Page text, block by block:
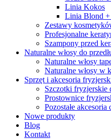
Linia Kokos
Linia Blond
Zestawy
Profesjonalne
Szampony przed
Naturalne włosy do
Naturalne włosy
Naturalne włosy w
Sprzęt i akcesoria
Szczotki fryzjerskie
Prostownice
Pozostałe akcesoria
Nowe produkty
Blog
Kontakt